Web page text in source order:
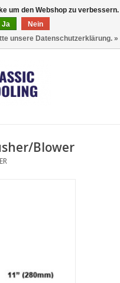
Blower
um den Webshop zu verbessern.
Ja
Nein
unsere Datenschutzerklärung. »